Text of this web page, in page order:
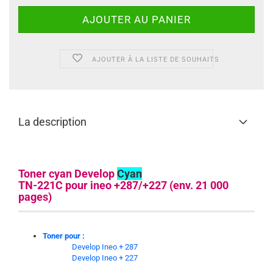
AJOUTER À LA LISTE DE SOUHAITS
La description
Toner cyan DevelopCyan
TN-221C pour ineo +287/+227 (env. 21 000
pages)
Toner pour :
Develop Ineo + 287
Develop Ineo + 227